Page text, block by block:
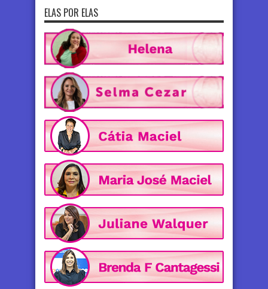
ELAS POR ELAS